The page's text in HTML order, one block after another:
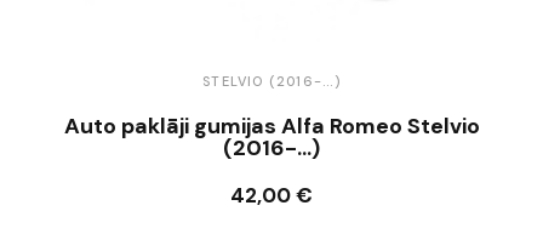
STELVIO (2016-...)
Auto paklāji gumijas Alfa Romeo Stelvio
(2016-...)
42,00 €
Ielikt grozā